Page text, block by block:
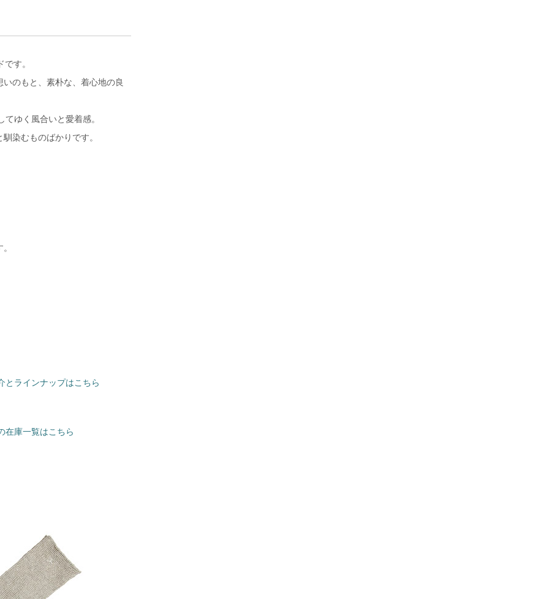
す。
のもと、素朴な、着心地の良
ゆく風合いと愛着感。
染むものばかりです。
ラインナップはこちら
在庫一覧はこちら